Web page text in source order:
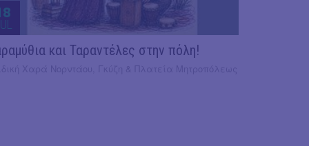
και Ταραντέλες στην πόλη!